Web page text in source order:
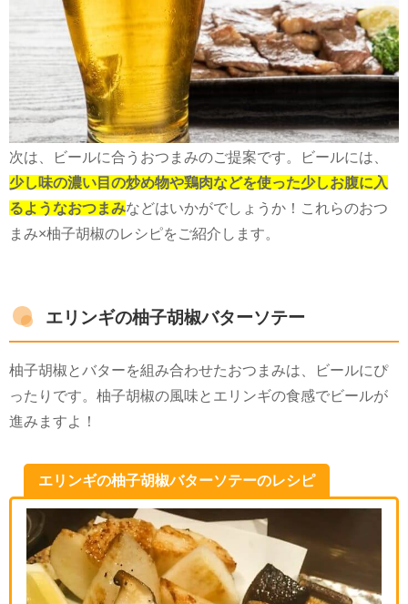
次は、ビールに合うおつまみのご提案です。ビールには、
少し味の濃い目の炒め物や鶏肉などを使った少しお腹に入
るようなおつまみなどはいかがでしょうか！これらのおつ
まみ×柚子胡椒のレシピをご紹介します。
エリンギの柚子胡椒バターソテー
柚子胡椒とバターを組み合わせたおつまみは、ビールにぴ
ったりです。柚子胡椒の風味とエリンギの食感でビールが
進みますよ！
エリンギの柚子胡椒バターソテーのレシピ